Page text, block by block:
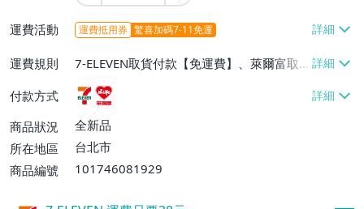
運費活動 運費抵用券 驚喜加碼7-11免運
運費規則
7-ELEVEN取貨付款【免運費】、萊爾富取
貨付款【免運費】
付款方式
商品狀況
全新品
所在地區
台北市
商品編號
101746081929